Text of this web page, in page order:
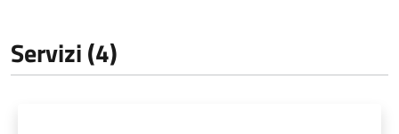
Servizi (4)